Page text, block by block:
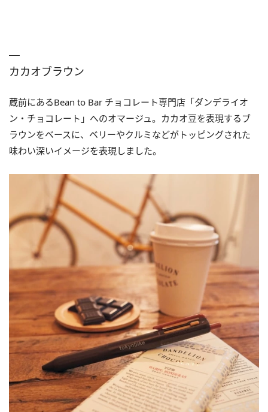
カカオブラウン
蔵前にあるBean to Bar チョコレート専門店「ダンデライオ
ン・チョコレート」へのオマージュ。カカオ豆を表現するブ
ラウンをベースに、ベリーやクルミなどがトッピングされた
味わい深いイメージを表現しました。